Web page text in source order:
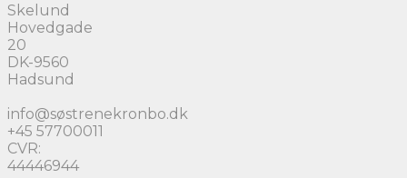
Skelund
Hovedgade
20
DK-9560
Hadsund
info@søstrenekronbo.dk
+45 57700011
CVR:
44446944